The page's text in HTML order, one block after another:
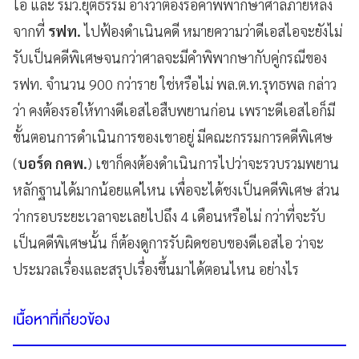
ไอ และ รมว.ยุติธรรม อ้างว่าต้องรอคำพิพากษาศาลภายหลัง
จากที่ รฟท.ไปฟ้องดำเนินคดี หมายความว่าดีเอสไอจะยังไม่
รับเป็นคดีพิเศษจนกว่าศาลจะมีคำพิพากษากับคู่กรณีของ
รฟท. จำนวน 900 กว่าราย ใช่หรือไม่ พล.ต.ท.รุทธพล กล่าว
ว่า คงต้องรอให้ทางดีเอสไอสืบพยานก่อน เพราะดีเอสไอก็มี
ขั้นตอนการดำเนินการของเขาอยู่ มีคณะกรรมการคดีพิเศษ
(บอร์ด กคพ.) เขาก็คงต้องดำเนินการไปว่าจะรวบรวมพยาน
หลักฐานได้มากน้อยแค่ไหน เพื่อจะได้ชงเป็นคดีพิเศษ ส่วน
ว่ากรอบระยะเวลาจะเลยไปถึง 4 เดือนหรือไม่ กว่าที่จะรับ
เป็นคดีพิเศษนั้น ก็ต้องดูการรับผิดชอบของดีเอสไอ ว่าจะ
ประมวลเรื่องและสรุปเรื่องขึ้นมาได้ตอนไหน อย่างไร
เนื้อหาที่เกี่ยวข้อง